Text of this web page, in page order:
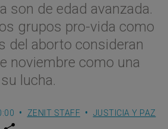
son de edad avanzada.
grupos pro-vida como
del aborto consideran
noviembre como una
lucha.
ZENIT STAFF JUSTICIA Y PAZ